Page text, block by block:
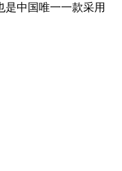
是中国唯一一款采用